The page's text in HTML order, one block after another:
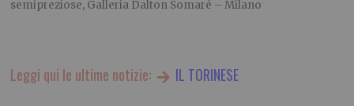
semipreziose, Galleria Dalton Somaré – Milano
Leggi qui le ultime notizie: IL TORINESE